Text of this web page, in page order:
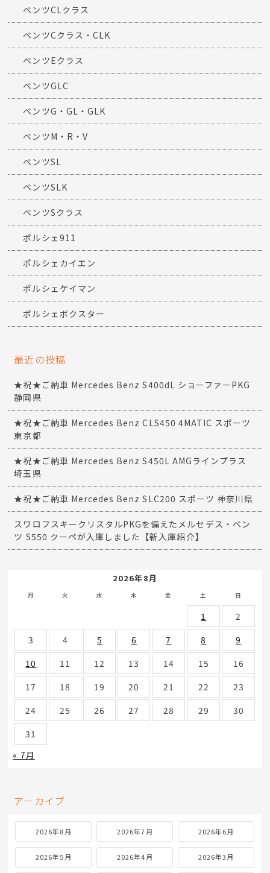
ベンツCLクラス
ベンツCクラス・CLK
ベンツEクラス
ベンツGLC
ベンツG・GL・GLK
ベンツM・R・V
ベンツSL
ベンツSLK
ベンツSクラス
ポルシェ911
ポルシェカイエン
ポルシェケイマン
ポルシェボクスター
最近の投稿
★祝★ご納車 Mercedes Benz S400dL ショーファーPKG
静岡県
★祝★ご納車 Mercedes Benz CLS450 4MATIC スポーツ
東京都
★祝★ご納車 Mercedes Benz S450L AMGラインプラス
埼玉県
★祝★ご納車 Mercedes Benz SLC200 スポーツ 神奈川県
スワロフスキークリスタルPKGを備えたメルセデス・ベン
ツ S550 クーペが入庫しました【新入庫紹介】
2026年8月
月 火 水 木 金 土 日
1
2
3
4 5 6 7 8
9
10
11 12 13 14 15
16
17
18 19 20 21 22
23
24
25 26 27 28 29
30
31
« 7月
アーカイブ
2026年8月 2026年7月 2026年6月
2026年5月 2026年4月 2026年3月